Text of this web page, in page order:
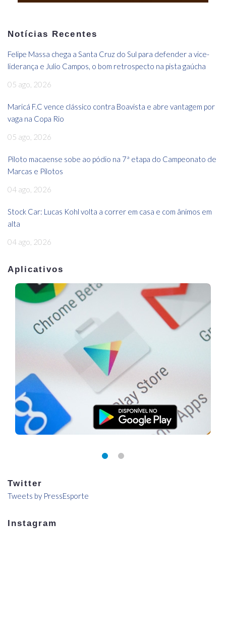
Notícias Recentes
Felipe Massa chega a Santa Cruz do Sul para defender a vice-
liderança e Julio Campos, o bom retrospecto na pista gaúcha
05 ago, 2026
Maricá F.C vence clássico contra Boavista e abre vantagem por
vaga na Copa Rio
05 ago, 2026
Piloto macaense sobe ao pódio na 7ª etapa do Campeonato de
Marcas e Pilotos
04 ago, 2026
Stock Car: Lucas Kohl volta a correr em casa e com ânimos em
alta
04 ago, 2026
Aplicativos
Twitter
Tweets by PressEsporte
Instagram